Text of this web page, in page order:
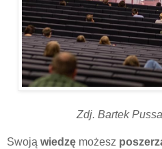
Zdj. Bartek
Swoją wiedzę możesz